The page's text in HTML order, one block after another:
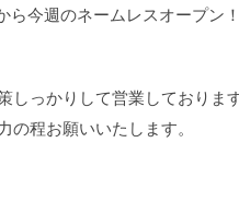
ら今週のネームレスオープン！
しっかりして営業しておりま
の程お願いいたします。